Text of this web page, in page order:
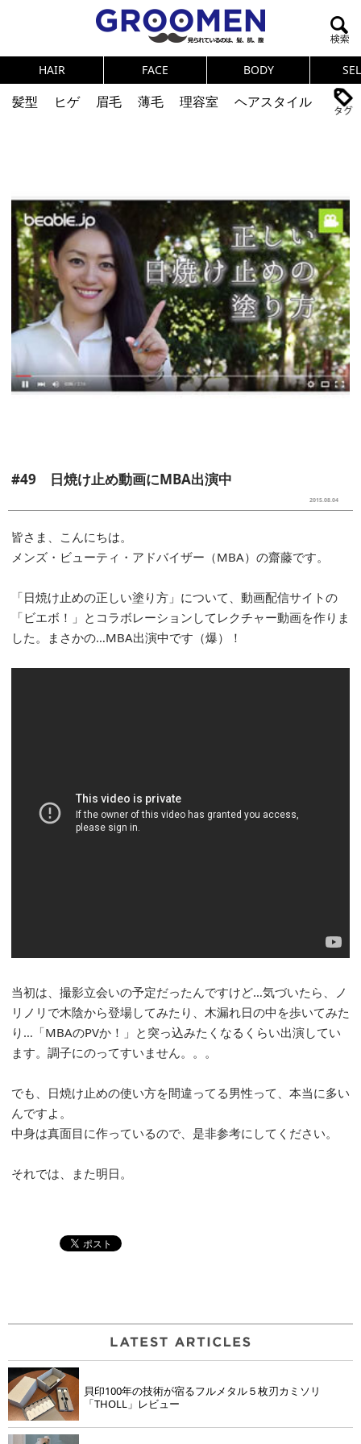
HAIR FACE BODY
髪型 ヒゲ 眉毛 薄毛 理容室
ヘアスタイル
テストステロン
海外セレブ 眉毛
メタボ
健康
スキンケア 食事
調査結果
トレーニング
好印象な男
頭皮ケア
ダイエット
理容室
#49 日焼け止め動画にMBA出演中
2015.08.04
皆さま、こんにちは。
メンズ・ビューティ・アドバイザー（MBA）の齋藤です。
「日焼け止めの正しい塗り方」について、動画配信サイトの
「ビエボ！」とコラボレーションしてレクチャー動画を作りま
した。まさかの…MBA出演中です（爆）！
当初は、撮影立会いの予定だったんですけど…気づいたら、ノ
リノリで木陰から登場してみたり、木漏れ日の中を歩いてみた
り…「MBAのPVか！」と突っ込みたくなるくらい出演してい
ます。調子にのってすいません。。。
でも、日焼け止めの使い方を間違ってる男性って、本当に多い
んですよ。
中身は真面目に作っているので、是非参考にしてください。
それでは、また明日。
貝印100年の技術が宿るフルメタル５枚刃カミソリ
「THOLL」レビュー